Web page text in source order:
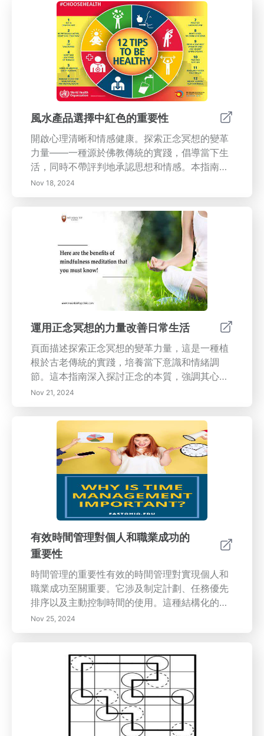
風水產品選擇中紅色的重要性
開啟心理清晰和情感健康。探索正念冥想的變革
力量——一種源於佛教傳統的實踐，倡導當下生
活，同時不帶評判地承認思想和情感。本指南全
面探討了正念冥想的基本原則、它對心理健康的
諸多好處，以及將正念融入日常生活的實際方
法。了解正念冥想深入了解正念冥想的核心原
則，將注意力集中在當下，以減少壓力並提高心
理健康。探索諸如呼吸意識和正念觀察等技術，
以培養平和與清晰。心理健康的益處揭示正念冥
想如何減少焦慮、抑鬱和慢性疼痛的症狀，促進
情感韌性和對生活挑戰的平衡視角。日常生活中
的實用整合學習簡單的方法，以將正念融入日常
生活，如正念呼吸或將冥想與日常活動結合，利
用各種應用程序和在線資源。克服常見挑戰解決
初學正念冥想時面臨的典型障礙，包括注意力集
中困難和對該實踐的誤解，幫助您以同情和耐心
的態度接觸正念。以色彩提升情感意識探索色彩
在正念和風水中的重要性，特別是紅色的激勵和
鎮定效果，這可以有效地促進情感意識和社區
感。加入正念運動，今天就改善您的心理清晰度
和情感健康！擁抱一種不僅僅是技術而是一種生
活方式的實踐，促進更健康、更踐行的您。
Nov 18, 2024
運用正念冥想的力量改善日常生活
頁面描述探索正念冥想的變革力量，這是一種植
根於古老傳統的實踐，培養當下意識和情緒調
節。這本指南深入探討正念的本質，強調其心理
和身體益處，包括減輕壓力、改善心理清晰度和
增強幸福感。學習將正念有效融入日常生活的技
巧，從簡單的呼吸練習到正念飲食。克服常見誤
解，發現如何創建一個專門的冥想空間，以增強
你的練習。無論你是初學者還是想深化自己的旅
程，這個全面的資源提供切實可行的建議，將正
念融入生活，實現持久的個人成長和韌性。
Nov 21, 2024
有效時間管理對個人和職業成功的
重要性
時間管理的重要性有效的時間管理對實現個人和
職業成功至關重要。它涉及制定計劃、任務優先
排序以及主動控制時間的使用。這種結構化的方
法不僅提高了生產力，還減少了壓力，幫助你平
衡生活的各個方面。時間管理的關鍵好處掌握時
善工作與生活的平衡。通過組織你的日程安排並
使用艾森豪威爾矩陣等策略設立明確目標，你可
以專注於真正重要的事情，提高決策能力。有效
時間管理策略1. 設定明確目標：利用SMART框架
定義具體、可衡量、可實現、相關和時限目標。
2. 優先處理任務：使用艾森豪威爾矩陣按緊急性
Nov 25, 2024